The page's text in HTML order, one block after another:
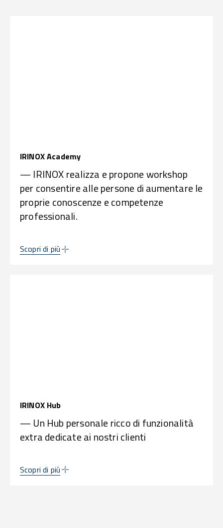
IRINOX Academy
— IRINOX realizza e propone workshop
per consentire alle persone di aumentare le
proprie conoscenze e competenze
professionali.
Scopri di più
IRINOX Hub
— Un Hub personale ricco di funzionalità
extra dedicate ai nostri clienti
Scopri di più